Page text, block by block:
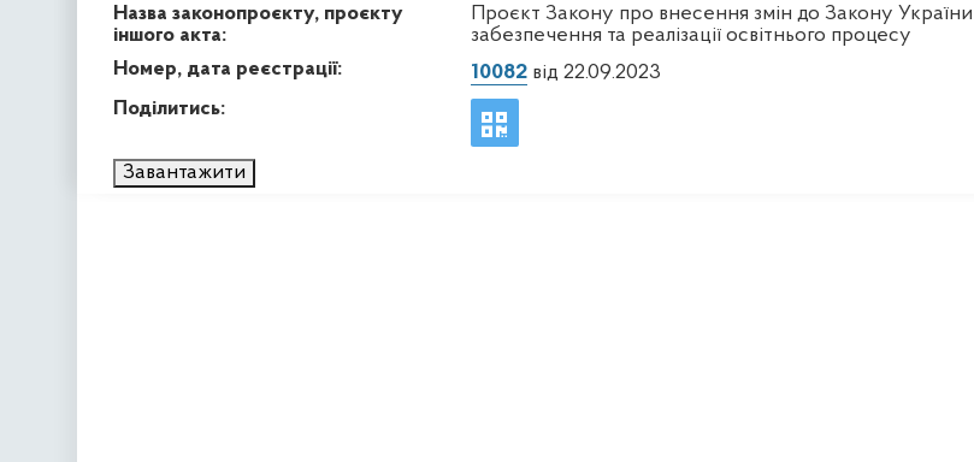
Назва законопроєкту, проєкту
іншого акта:
Проєкт Закону про внесення змін до Закону
забезпечення та реалізації освітнього процесу
Номер, дата реєстрації:
10082від 22.09.2023
Поділитись:
Завантажити